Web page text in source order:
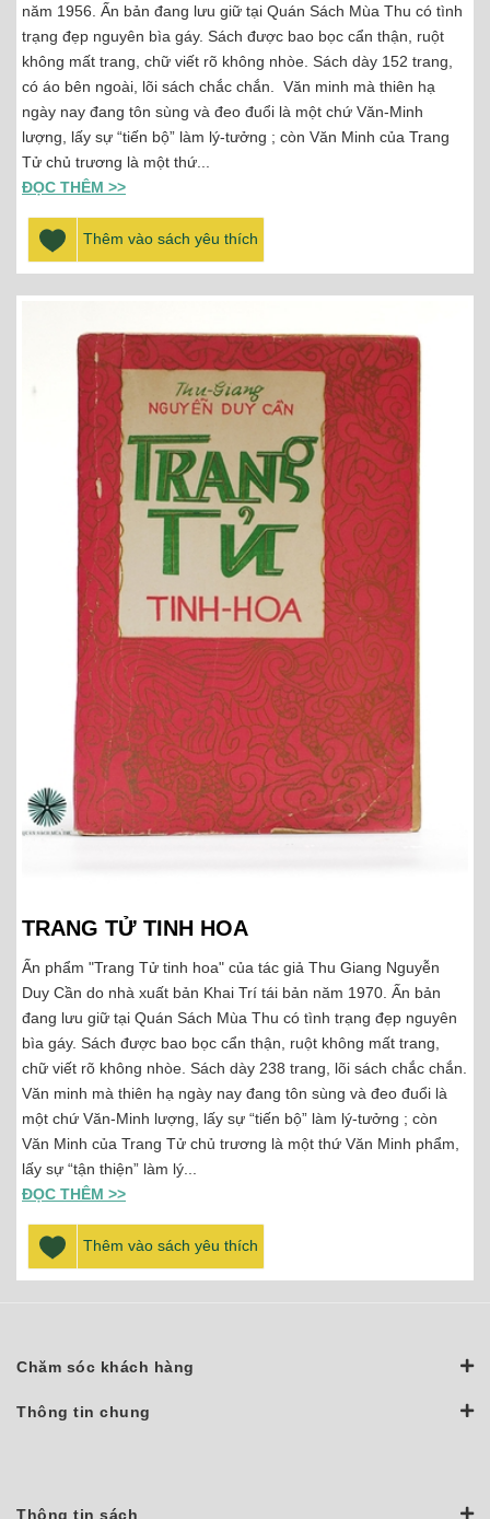
năm 1956. Ấn bản đang lưu giữ tại Quán Sách Mùa Thu có tình
trạng đẹp nguyên bìa gáy. Sách được bao bọc cẩn thận, ruột
không mất trang, chữ viết rõ không nhòe. Sách dày 152 trang,
có áo bên ngoài, lõi sách chắc chắn. Văn minh mà thiên hạ
ngày nay đang tôn sùng và đeo đuổi là một chứ Văn-Minh
lượng, lấy sự “tiến bộ” làm lý-tưởng ; còn Văn Minh của Trang
Tử chủ trương là một thứ...
ĐỌC THÊM >>
Thêm vào sách yêu thích
TRANG TỬ TINH HOA
Ấn phẩm "Trang Tử tinh hoa" của tác giả Thu Giang Nguyễn
Duy Cần do nhà xuất bản Khai Trí tái bản năm 1970. Ấn bản
đang lưu giữ tại Quán Sách Mùa Thu có tình trạng đẹp nguyên
bìa gáy. Sách được bao bọc cẩn thận, ruột không mất trang,
chữ viết rõ không nhòe. Sách dày 238 trang, lõi sách chắc chắn.
Văn minh mà thiên hạ ngày nay đang tôn sùng và đeo đuổi là
một chứ Văn-Minh lượng, lấy sự “tiến bộ” làm lý-tưởng ; còn
Văn Minh của Trang Tử chủ trương là một thứ Văn Minh phẩm,
lấy sự “tận thiện” làm lý...
ĐỌC THÊM >>
Thêm vào sách yêu thích
Chăm sóc khách hàng
Thông tin chung
Thông tin sách